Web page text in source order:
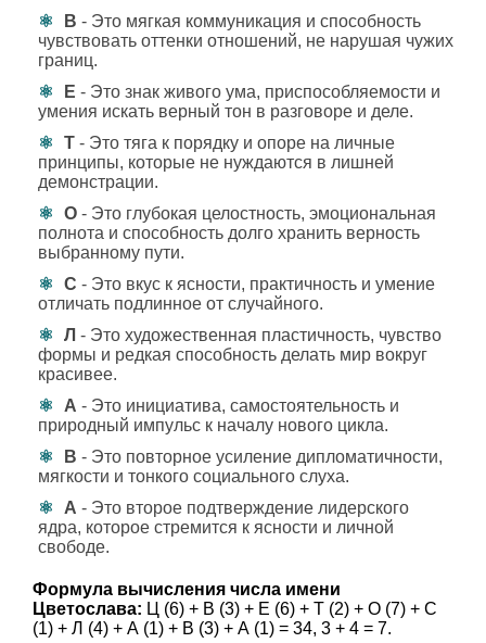
В - Это мягкая коммуникация и способность
чувствовать оттенки отношений, не нарушая чужих
границ.
Е - Это знак живого ума, приспособляемости и
умения искать верный тон в разговоре и деле.
Т - Это тяга к порядку и опоре на личные
принципы, которые не нуждаются в лишней
демонстрации.
О - Это глубокая целостность, эмоциональная
полнота и способность долго хранить верность
выбранному пути.
С - Это вкус к ясности, практичность и умение
отличать подлинное от случайного.
Л - Это художественная пластичность, чувство
формы и редкая способность делать мир вокруг
красивее.
А - Это инициатива, самостоятельность и
природный импульс к началу нового цикла.
В - Это повторное усиление дипломатичности,
мягкости и тонкого социального слуха.
А - Это второе подтверждение лидерского
ядра, которое стремится к ясности и личной
свободе.
Формула вычисления числа имени
Цветослава: Ц (6) + В (3) + Е (6) + Т (2) + О (7) + С
(1) + Л (4) + А (1) + В (3) + А (1) = 34, 3 + 4 = 7.